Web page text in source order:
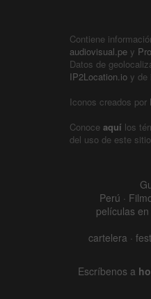
Contiene
audiovisual.pe y
Datos de
IP2Location.io y de
Iconos creados por
Conoce aquí los
del uso de este
Perú ·
películas
cartelera ·
Escríbenos a